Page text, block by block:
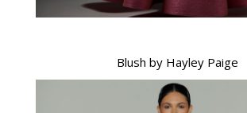
Blush by Hayley Paige